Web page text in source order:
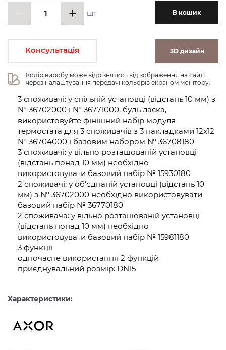
шт В кошик
Консультація 3D дизайн
Колір виробу може відрізнятись від зображення на сайті
через налаштування передачі кольорів екраном монітору.
3 споживачі: у спільній установці (відстань 10 мм) з
№ 36702000 і № 36771000, будь ласка,
використовуйте фінішний набір модуля
термостата для 3 споживачів з 3 накладками 12x12
№ 36704000 і базовим набором № 36708180
3 споживачі: у вільно розташованій установці
(відстань понад 10 мм) необхідно
використовувати базовий набір № 15930180
2 споживачі: у об’єднаній установці (відстань 10
мм) з № 36702000 необхідно використовувати
базовий набір № 36770180
2 споживача: у вільно розташованій установці
(відстань понад 10 мм) необхідно
використовувати базовий набір № 15981180
3 функції
одночасне використання 2 функцій
приєднувальний розмір: DN15
Характеристики: